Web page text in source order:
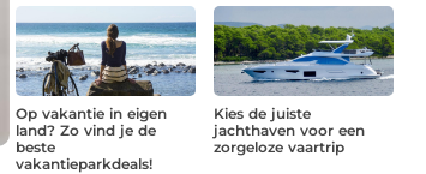
Op vakantie in eigen
land? Zo vind je de
beste
vakantieparkdeals!
Kies de juiste
jachthaven voor een
zorgeloze vaartrip